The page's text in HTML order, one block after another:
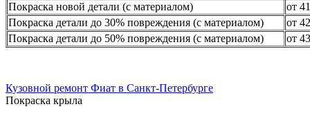
Покраска новой детали (с материалом)
от
Покраска детали до 30% повреждения (с материалом)
от
Покраска детали до 50% повреждения (с материалом)
от
Кузовной ремонт Фиат в Санкт-Петербурге
Покраска крыла